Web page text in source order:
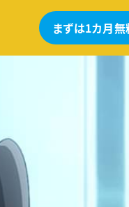
まずは1カ月無